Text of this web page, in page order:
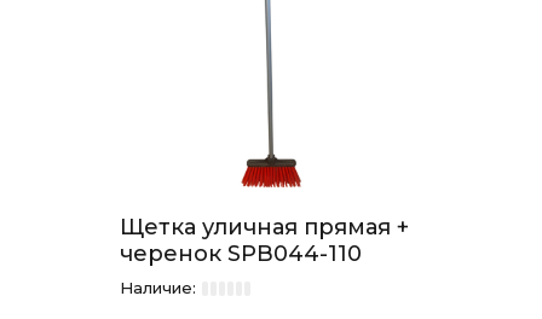
Щетка уличная прямая +
черенок SPB044-110
Наличие: